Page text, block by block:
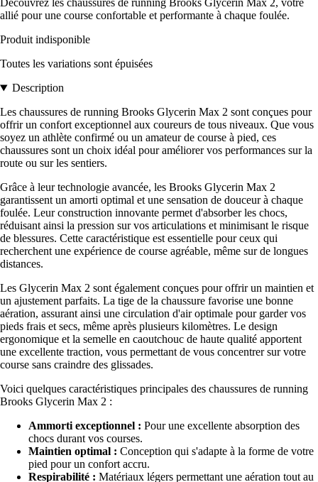
Découvrez les chaussures de running Brooks Glycerin Max 2, votre
allié pour une course confortable et performante à chaque foulée.
Produit indisponible
Toutes les variations sont épuisées
Description
Les chaussures de running Brooks Glycerin Max 2 sont conçues pour
offrir un confort exceptionnel aux coureurs de tous niveaux. Que vous
soyez un athlète confirmé ou un amateur de course à pied, ces
chaussures sont un choix idéal pour améliorer vos performances sur la
route ou sur les sentiers.
Grâce à leur technologie avancée, les Brooks Glycerin Max 2
garantissent un amorti optimal et une sensation de douceur à chaque
foulée. Leur construction innovante permet d'absorber les chocs,
réduisant ainsi la pression sur vos articulations et minimisant le risque
de blessures. Cette caractéristique est essentielle pour ceux qui
recherchent une expérience de course agréable, même sur de longues
distances.
Les Glycerin Max 2 sont également conçues pour offrir un maintien et
un ajustement parfaits. La tige de la chaussure favorise une bonne
aération, assurant ainsi une circulation d'air optimale pour garder vos
pieds frais et secs, même après plusieurs kilomètres. Le design
ergonomique et la semelle en caoutchouc de haute qualité apportent
une excellente traction, vous permettant de vous concentrer sur votre
course sans craindre des glissades.
Voici quelques caractéristiques principales des chaussures de running
Brooks Glycerin Max 2 :
Ammorti exceptionnel : Pour une excellente absorption des
chocs durant vos courses.
Maintien optimal : Conception qui s'adapte à la forme de votre
pied pour un confort accru.
Respirabilité : Matériaux légers permettant une aération tout au